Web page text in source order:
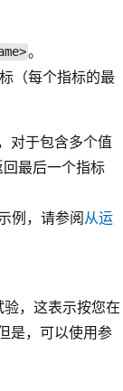
。
（每个指标的最
对于包含多个值
最后一个指标
例，请参阅从运
，这表示按您在
是，可以使用参